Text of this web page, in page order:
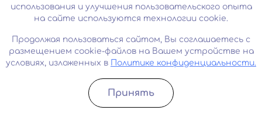
как будет строиться план. Понравилось, что
ничего не навязывают и идут шаг за шагом. Уже
утрам, ушло ощущение кома в груди. Сейчас
чувствую себя стабильнее и увереннее.
Записатьcя
использования и улучшения пользовательского опыта
на сайте используются технологии cookie.
Продолжая пользоваться сайтом, Вы соглашаетесь с
размещением cookie-файлов на Вашем устройстве на
условиях, изложенных в
Политике конфиденциальности.
Принять